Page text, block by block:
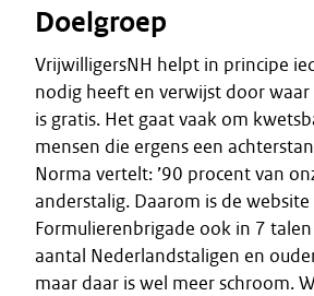
Doelgroep
VrijwilligersNH helpt in principe
nodig heeft en verwijst door waar
is gratis. Het gaat vaak om
mensen die ergens een
Norma vertelt: ’90 procent van
anderstalig. Daarom is de website
Formulierenbrigade ook in 7
aantal Nederlandstaligen en
maar daar is wel meer schroom.